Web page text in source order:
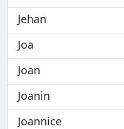
Jehan
Joa
Joan
Joanin
Joannice